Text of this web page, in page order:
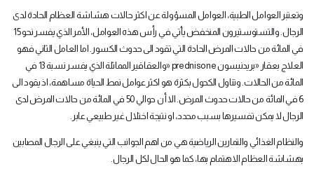
وتعتبر العوامل الطبية، العوامل المسؤولة عن اكثر حالات هشاشة العظام الحادة لدى
الرجال. والتستوستيرون المنخفض يأتي في رأس هذه العوامل، الأمر الذي يفسر نحو 15
في المائة من حالات المرض الحادة التي تقود الى حدوث الكسور. اما العامل الثاني فهو
العلاج بعقار «بريدنيسون» prednisone
والعقاقير المماثلة الذي يفسر نسبة 13 في
المائة من الحالات. وتناول الكحول بكثرة هو اكثر عوامل نمط الحياة مساهمة، اذ يقود الى
6 في المائة من حالات حدوث المرض. الا أن حوالي 50 في المائة من حالات المرض لدى
الرجال لا يمكن تفسيرها بسبب محدد، او نتيجة اختلال غير طبيعي عابر .
والنظام الغذائي والتمارين الرياضية هي من اهم الجوانب التي ينبغي على الرجال المصابين
بهشاشة العظام الاهتمام بها، كما هو الحال لكل الرجال.